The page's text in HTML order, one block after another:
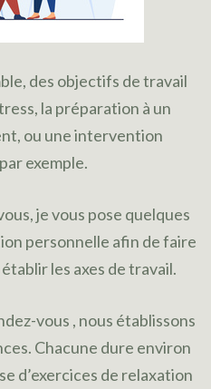
des objectifs de travail
la préparation à un
ou une intervention
exemple.
je vous pose quelques
personnelle afin de faire
les axes de travail.
vous , nous établissons
Chacune dure environ
d’exercices de relaxation